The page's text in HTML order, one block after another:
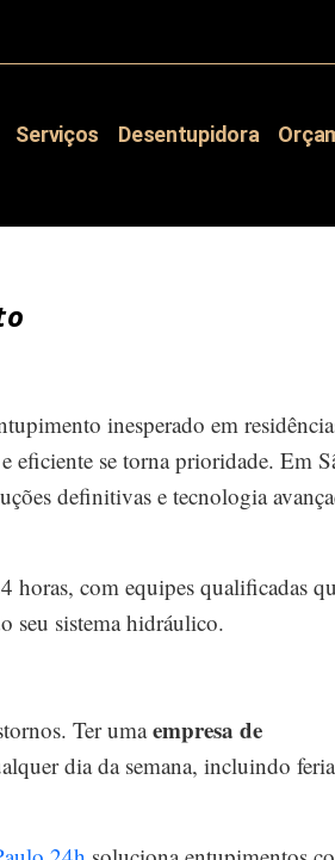
Serviços Desentupidora
inesperado em
eficiente se torna prioridade. Em
definitivas e tecnologia
horas, com equipes qualificadas
seu sistema hidráulico.
Ter umaempresa de
dia da semana, incluindo